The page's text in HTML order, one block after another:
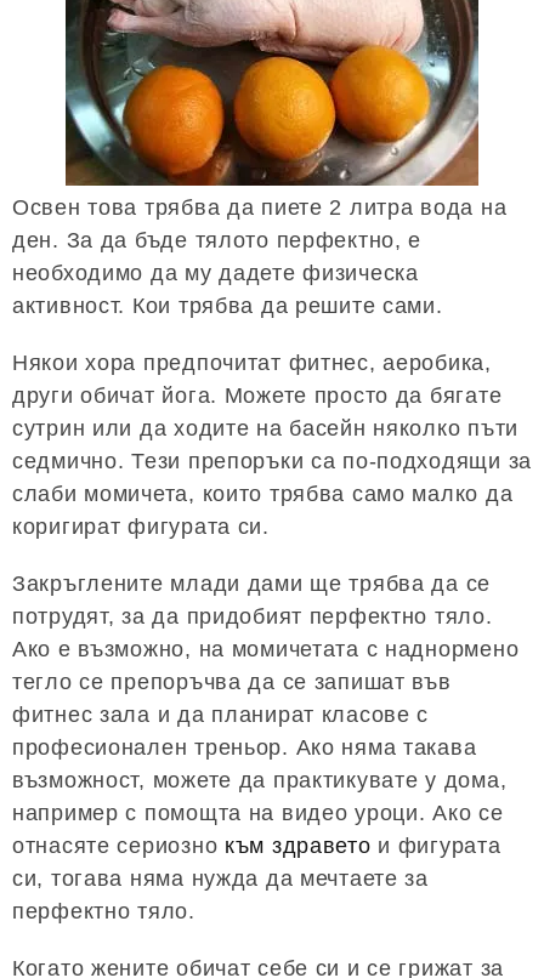
Освен това трябва да пиете 2 литра вода на
ден. За да бъде тялото перфектно, е
необходимо да му дадете физическа
активност. Кои трябва да решите сами.
Някои хора предпочитат фитнес, аеробика,
други обичат йога. Можете просто да бягате
сутрин или да ходите на басейн няколко пъти
седмично. Тези препоръки са по-подходящи за
слаби момичета, които трябва само малко да
коригират фигурата си.
Закръглените млади дами ще трябва да се
потрудят, за да придобият перфектно тяло.
Ако е възможно, на момичетата с наднормено
тегло се препоръчва да се запишат във
фитнес зала и да планират класове с
професионален треньор. Ако няма такава
възможност, можете да практикувате у дома,
например с помощта на видео уроци. Ако се
отнасяте сериозно към здравето и фигурата
си, тогава няма нужда да мечтаете за
перфектно тяло.
Когато жените обичат себе си и се грижат за